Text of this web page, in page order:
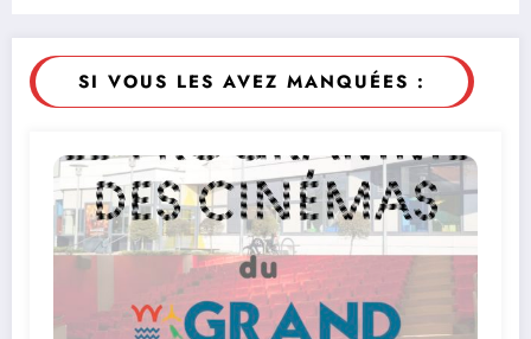
SI VOUS LES AVEZ MANQUÉES :